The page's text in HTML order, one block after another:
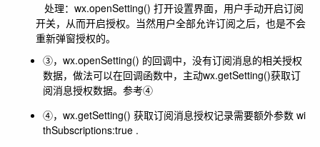
处理：wx.openSetting() 打开设置界面，用户手动开启订阅
开关，从而开启授权。当然用户全部允许订阅之后，也是不会
重新弹窗授权的。
③，wx.openSetting() 的回调中，没有订阅消息的相关授权
数据，做法可以在回调函数中，主动wx.getSetting()获取订
阅消息授权数据。参考④
④，wx.getSetting() 获取订阅消息授权记录需要额外参数 wi
thSubscriptions:true .